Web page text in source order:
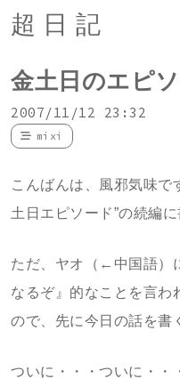
超日記
金土日のエピ
2007/11/12 23:32
mixi
こんばんは、風邪気味で
土日エピソード”の続編に
ただ、ヤオ（←中国語）
なるぞ』的なことを言わ
ので、先に今日の話を書
ついに・・・ついに・・